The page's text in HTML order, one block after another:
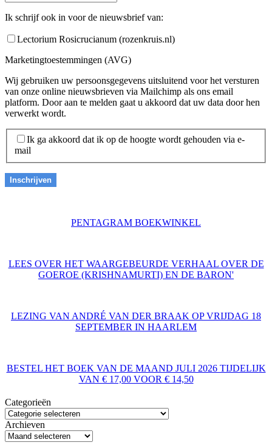
Ik schrijf ook in voor de nieuwsbrief van:
Lectorium Rosicrucianum (rozenkruis.nl)
Marketingtoestemmingen (AVG)
Wij gebruiken uw persoonsgegevens uitsluitend voor het versturen
van onze online nieuwsbrieven via Mailchimp als ons email
platform. Door aan te melden gaat u akkoord dat uw data door hen
verwerkt wordt.
Ik ga akkoord dat ik op de hoogte wordt gehouden via e-
mail
PENTAGRAM BOEKWINKEL
LEES OVER HET WAARGEBEURDE VERHAAL OVER DE
GOEROE (KRISHNAMURTI) EN DE BARON'
LEZING VAN ANDRÉ VAN DER BRAAK OP VRIJDAG 18
SEPTEMBER IN HAARLEM
BESTEL HET BOEK VAN DE MAAND JULI 2026 TIJDELIJK
VAN € 17,00 VOOR € 14,50
Categorieën
Archieven